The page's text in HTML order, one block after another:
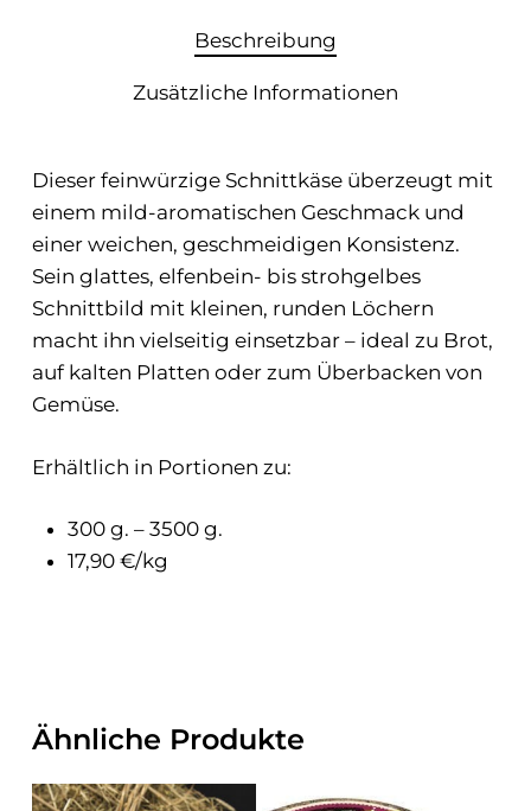
Beschreibung
Zusätzliche Informationen
Dieser feinwürzige Schnittkäse überzeugt mit
einem mild-aromatischen Geschmack und
einer weichen, geschmeidigen Konsistenz.
Sein glattes, elfenbein- bis strohgelbes
Schnittbild mit kleinen, runden Löchern
macht ihn vielseitig einsetzbar – ideal zu Brot,
auf kalten Platten oder zum Überbacken von
Gemüse.
Erhältlich in Portionen zu:
300 g. – 3500 g.
17,90 €/kg
Ähnliche Produkte